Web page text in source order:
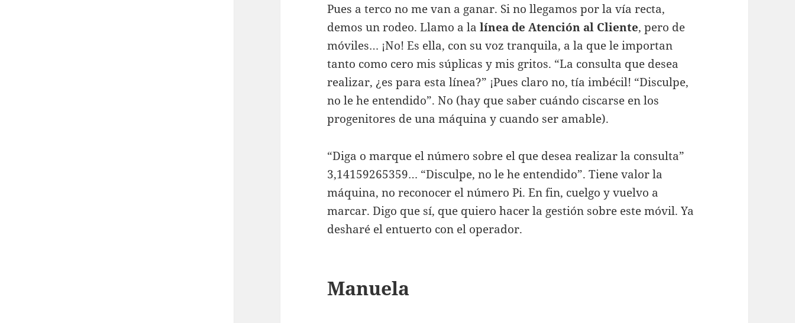
Pues a terco no me van a ganar. Si no llegamos por la vía recta,
demos un rodeo. Llamo a lalínea de Atención al Cliente, pero de
móviles… ¡No! Es ella, con su voz tranquila, a la que le importan
tanto como cero mis súplicas y mis gritos. “La consulta que desea
realizar, ¿es para esta línea?” ¡Pues claro no, tía imbécil! “Disculpe,
no le he entendido”. No (hay que saber cuándo ciscarse en los
progenitores de una máquina y cuando ser amable).
“Diga o marque el número sobre el que desea realizar la consulta”
3,14159265359… “Disculpe, no le he entendido”. Tiene valor la
máquina, no reconocer el número Pi. En fin, cuelgo y vuelvo a
marcar. Digo que sí, que quiero hacer la gestión sobre este móvil. Ya
desharé el entuerto con el operador.
Manuela